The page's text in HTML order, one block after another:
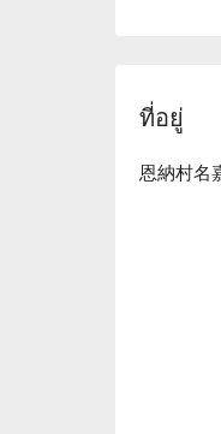
ที่อยู่
恩納村名